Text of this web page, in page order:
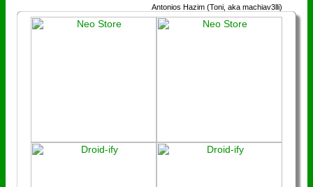
Antonios Hazim (Toni, aka machiav3lli)